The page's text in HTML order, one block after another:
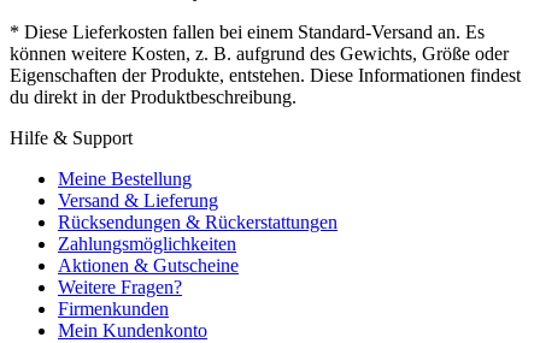
* Diese Lieferkosten fallen bei einem Standard-Versand an. Es
können weitere Kosten, z. B. aufgrund des Gewichts, Größe oder
Eigenschaften der Produkte, entstehen. Diese Informationen findest
du direkt in der Produktbeschreibung.
Hilfe & Support
Meine Bestellung
Versand & Lieferung
Rücksendungen & Rückerstattungen
Zahlungsmöglichkeiten
Aktionen & Gutscheine
Weitere Fragen?
Firmenkunden
Mein Kundenkonto